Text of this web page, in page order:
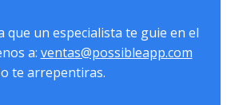
que un especialista te guie en el
a: ventas@possibleapp.com
te arrepentiras.